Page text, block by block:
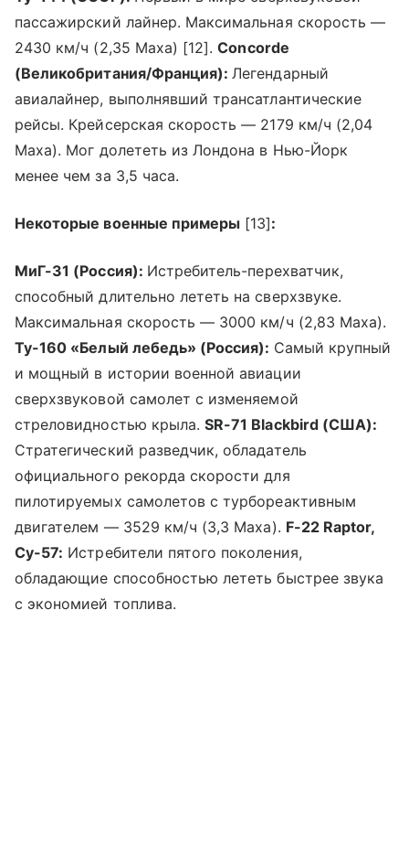
пассажирский лайнер. Максимальная скорость —
2430 км/ч (2,35 Маха) [12].Concorde
(Великобритания/Франция):Легендарный
авиалайнер, выполнявший трансатлантические
рейсы. Крейсерская скорость — 2179 км/ч (2,04
Маха). Мог долететь из Лондона в Нью-Йорк
менее чем за 3,5 часа.
Некоторые военные примеры [13]:
МиГ-31 (Россия): Истребитель-перехватчик,
способный длительно лететь на сверхзвуке.
Максимальная скорость — 3000 км/ч (2,83 Маха).
Ту-160 «Белый лебедь» (Россия): Самый крупный
и мощный в истории военной авиации
сверхзвуковой самолет с изменяемой
стреловидностью крыла.SR-71 Blackbird (США):
Стратегический разведчик, обладатель
официального рекорда скорости для
пилотируемых самолетов с турбореактивным
двигателем — 3529 км/ч (3,3 Маха). F-22 Raptor,
Су-57: Истребители пятого поколения,
обладающие способностью лететь быстрее звука
с экономией топлива.